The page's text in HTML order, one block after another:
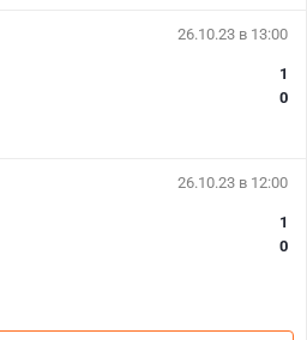
26.10.23 в 13:00
1
0
26.10.23 в 12:00
1
0